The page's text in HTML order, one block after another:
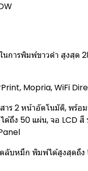
ในการพิมพ์ขาวดำ สูงสุ
Mopria, WiFi
าร 2 หน้าอัตโนมัติ, พร้อ
ด้ถึง 50 แผ่น, จอ LCD สี
ลับหมึก พิมพ์ได้สูงสุดถึ